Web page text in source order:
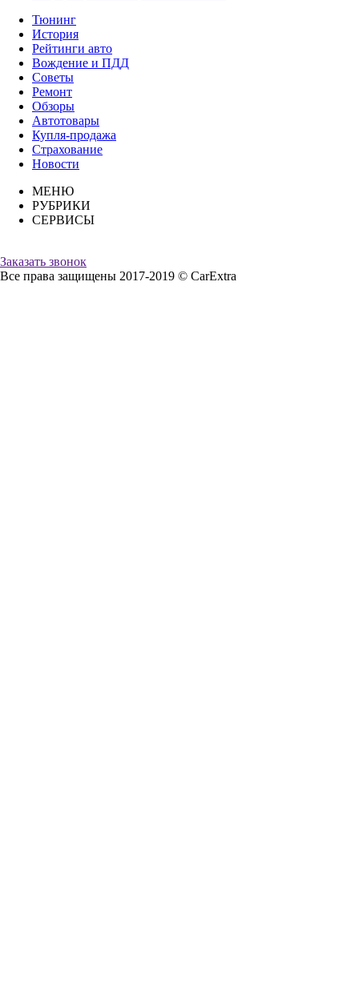
Тюнинг
История
Рейтинги авто
Вождение и ПДД
Советы
Ремонт
Обзоры
Автотовары
Купля-продажа
Страхование
Новости
МЕНЮ
РУБРИКИ
СЕРВИСЫ
Заказать звонок
Все права защищены 2017-2019 © CarExtra